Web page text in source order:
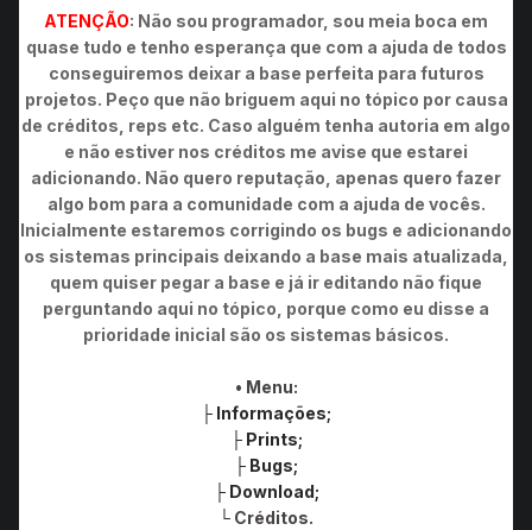
ATENÇÃO: Não sou programador, sou meia boca em
quase tudo e tenho esperança que com a ajuda de todos
conseguiremos deixar a base perfeita para futuros
projetos. Peço que não briguem aqui no tópico por causa
de créditos, reps etc. Caso alguém tenha autoria em algo
e não estiver nos créditos me avise que estarei
adicionando. Não quero reputação, apenas quero fazer
algo bom para a comunidade com a ajuda de vocês.
Inicialmente estaremos corrigindo os bugs e adicionando
os sistemas principais deixando a base mais atualizada,
quem quiser pegar a base e já ir editando não fique
perguntando aqui no tópico, porque como eu disse a
prioridade inicial são os sistemas básicos.
• Menu:
├ Informações;
├ Prints;
├ Bugs;
├ Download;
└ Créditos.